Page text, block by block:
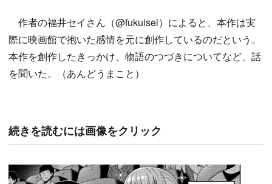
作者の福井セイさん（@fukuisei）によると、本作は実
際に映画館で抱いた感情を元に創作しているのだという。
本作を創作したきっかけ、物語のつづきについてなど、話
を聞いた。（あんどうまこと）
続きを読むには画像をクリック